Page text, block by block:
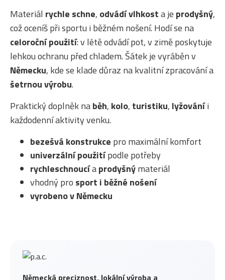
Německá preciznost, lokální výroba a
Materiál rychle schne, odvádí vlhkosta je prodyšný,
což oceníš při sportu i běžném nošení. Hodí se na
celoroční použití: v létě odvádí pot, v zimě poskytuje
lehkou ochranu před chladem. Šátek je vyráběn v
Německu, kde se klade důraz na kvalitní zpracování a
šetrnou výrobu.
Praktický doplněk naběh, kolo, turistiku, lyžováníi
každodenní aktivity venku.
bezešvá konstrukce pro maximální komfort
univerzální použitípodle potřeby
rychleschnoucíaprodyšnýmateriál
vhodný pro sport i běžné nošení
vyrobeno v Německu